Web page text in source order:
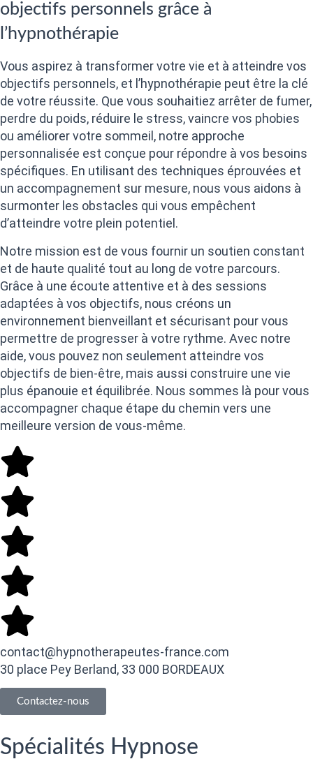
objectifs personnels grâce à
l’hypnothérapie
Vous aspirez à transformer votre vie et à atteindre vos
objectifs personnels, et l’hypnothérapie peut être la clé
de votre réussite. Que vous souhaitiez arrêter de fumer,
perdre du poids, réduire le stress, vaincre vos phobies
ou améliorer votre sommeil, notre approche
personnalisée est conçue pour répondre à vos besoins
spécifiques. En utilisant des techniques éprouvées et
un accompagnement sur mesure, nous vous aidons à
surmonter les obstacles qui vous empêchent
d’atteindre votre plein potentiel.
Notre mission est de vous fournir un soutien constant
et de haute qualité tout au long de votre parcours.
Grâce à une écoute attentive et à des sessions
adaptées à vos objectifs, nous créons un
environnement bienveillant et sécurisant pour vous
permettre de progresser à votre rythme. Avec notre
aide, vous pouvez non seulement atteindre vos
objectifs de bien-être, mais aussi construire une vie
plus épanouie et équilibrée. Nous sommes là pour vous
accompagner chaque étape du chemin vers une
meilleure version de vous-même.
contact@hypnotherapeutes-france.com
30 place Pey Berland, 33 000 BORDEAUX
Contactez-nous
Spécialités Hypnose